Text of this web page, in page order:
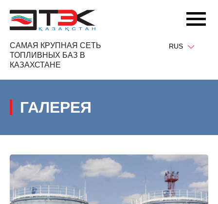
САМАЯ КРУПНАЯ СЕТЬ
ТОПЛИВНЫХ БАЗ В
КАЗАХСТАНЕ
RUS
ГАЛЕРЕЯ